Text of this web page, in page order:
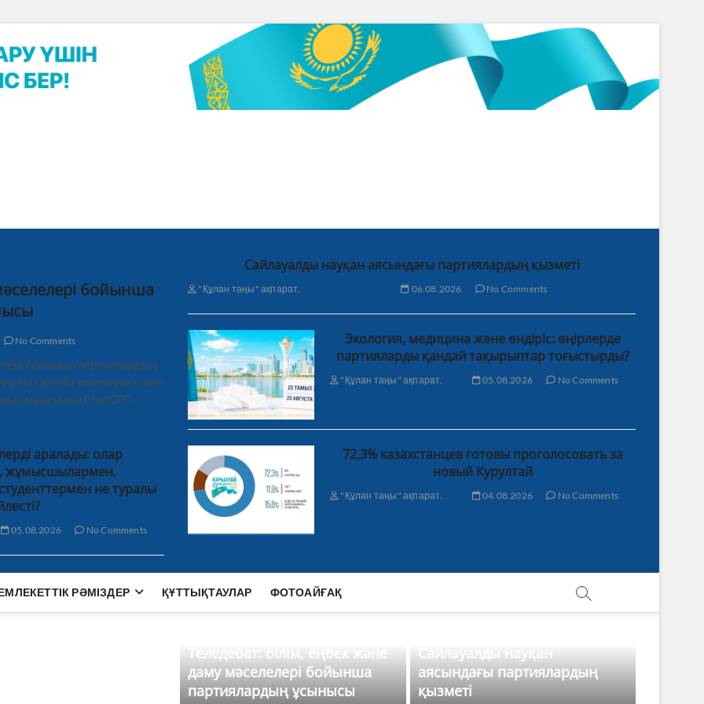
бойынша
No Comments
бойынша партиялардың
OpenAI компаниясымен
мұғалімнің ChatGPT…
Сайлауалды науқан аясындағы партиялардың қызметі
"Құлан таңы" ақпарат. 06.08.2026 No Comments
Экология, медицина және өндіріс: өңірлерде
партияларды қандай тақырыптар тоғыстырды?
"Құлан таңы" ақпарат. 05.08.2026 No Comments
аралады: олар
жұмысшылармен,
не туралы
05.08.2026 No Comments
72,3% казахстанцев готовы проголосовать за
новый Курултай
"Құлан таңы" ақпарат. 04.08.2026 No Comments
РӘМІЗДЕР ҚҰТТЫҚТАУЛАР ФОТОАЙҒАҚ
Теледебат: білім, еңбек және
даму мәселелері бойынша
партиялардың ұсынысы
Сайлауалды науқан
аясындағы партиялардың
қызметі